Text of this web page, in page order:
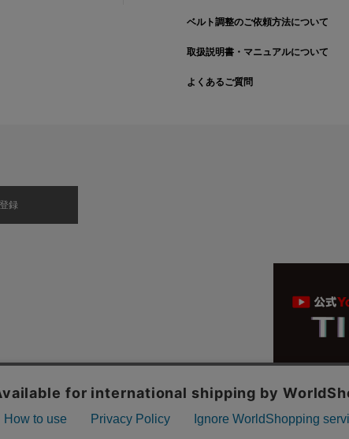
ベルト調整のご依頼方法について
取扱説明書・マニュアルについて
よくあるご質問
録